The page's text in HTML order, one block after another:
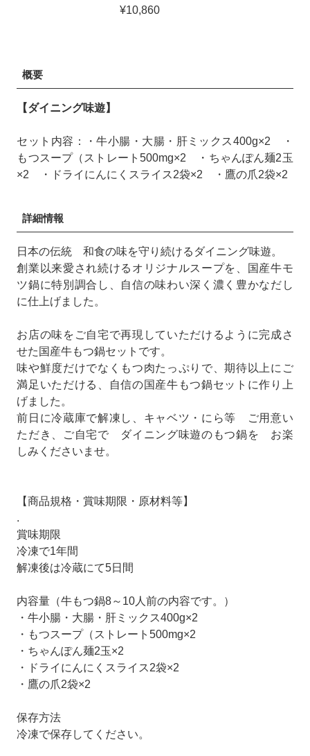
¥10,860
概要
【ダイニング味遊】
セット内容：・牛小腸・大腸・肝ミックス400g×2 ・
もつスープ（ストレート500mg×2 ・ちゃんぽん麺2玉
×2 ・ドライにんにくスライス2袋×2 ・鷹の爪2袋×2
詳細情報
日本の伝統 和食の味を守り続けるダイニング味遊。
創業以来愛され続けるオリジナルスープを、国産牛モ
ツ鍋に特別調合し、自信の味わい深く濃く豊かなだし
に仕上げました。
お店の味をご自宅で再現していただけるように完成さ
せた国産牛もつ鍋セットです。
味や鮮度だけでなくもつ肉たっぷりで、期待以上にご
満足いただける、自信の国産牛もつ鍋セットに作り上
げました。
前日に冷蔵庫で解凍し、キャベツ・にら等 ご用意い
ただき、ご自宅で ダイニング味遊のもつ鍋を お楽
しみくださいませ。
【商品規格・賞味期限・原材料等】
.
賞味期限
冷凍で1年間
解凍後は冷蔵にて5日間
内容量（牛もつ鍋8～10人前の内容です。）
・牛小腸・大腸・肝ミックス400g×2
・もつスープ（ストレート500mg×2
・ちゃんぽん麺2玉×2
・ドライにんにくスライス2袋×2
・鷹の爪2袋×2
保存方法
冷凍で保存してください。